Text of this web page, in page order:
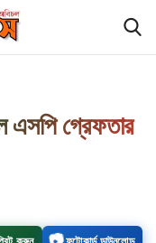
এসপি গ্রেফতার
📷